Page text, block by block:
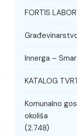
FORTIS
Innerga –
KATALOG
Komunalno
okoliša
(2.748)